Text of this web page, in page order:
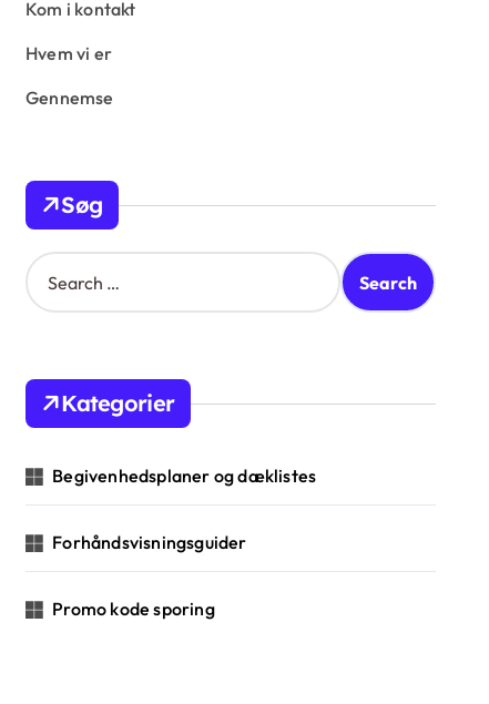
Kom i kontakt
Hvem vi er
Gennemse
Søg
S
e
h
o
:
Kategorier
Begivenhedsplaner og dæklistes
Forhåndsvisningsguider
Promo kode sporing